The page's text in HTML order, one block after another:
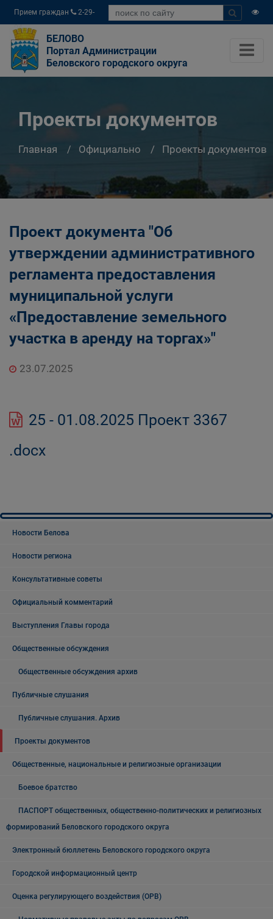
Прием граждан
2-29-
04
БЕЛОВО
Портал Администрации
Беловского городского округа
Проекты документов
Главная Официально Проекты документов
Проект документа "Об
утверждении административного
регламента предоставления
муниципальной услуги
«Предоставление земельного
участка в аренду на торгах»"
23.07.2025
25 - 01.08.2025 Проект 3367
.docx
Новости Белова
Новости региона
Консультативные советы
Официальный комментарий
Выступления Главы города
Общественные обсуждения
Общественные обсуждения архив
Публичные слушания
Публичные слушания. Архив
Проекты документов
Общественные, национальные и религиозные организации
Боевое братство
ПАСПОРТ общественных, общественно-политических и религиозных
формирований Беловского городского округа
Электронный бюллетень Беловского городского округа
Городской информационный центр
Оценка регулирующего воздействия (ОРВ)